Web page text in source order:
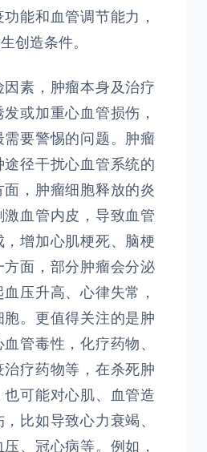
能和血管调节能力，
创造条件。
因素，肿瘤本身及治疗
或加重心血管损伤，
要警惕的问题。肿瘤
径干扰心血管系统的
，肿瘤细胞释放的炎
血管内皮，导致血管
增加心肌梗死、脑梗
面，部分肿瘤会分泌
压升高、心律失常，
。更值得关注的是肿
管毒性，化疗药物、
疗药物等，在杀死肿
可能对心肌、血管造
比如导致心力衰竭、
、冠心病等。例如，